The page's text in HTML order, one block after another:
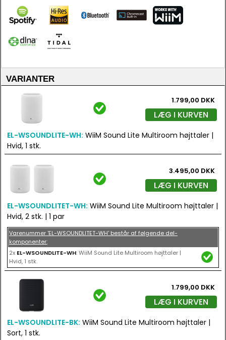
VARIANTER
1.799,00 DKK
LÆG I KURVEN
EL-WSOUNDLITE-WH: WiiM Sound Lite Multiroom højttaler |
Hvid, 1 stk.
3.495,00 DKK
LÆG I KURVEN
EL-WSOUNDLITET-WH: WiiM Sound Lite Multiroom højttaler |
Hvid, 2 stk. | 1 par
Varenummer 'EL-WSOUNDLITET-WH' består af følgende del-
komponenter:
2x EL-WSOUNDLITE-WH: WiiM Sound Lite Multiroom højttaler |
Hvid, 1 stk.
1.799,00 DKK
LÆG I KURVEN
EL-WSOUNDLITE-BK: WiiM Sound Lite Multiroom højttaler |
Sort, 1 stk.